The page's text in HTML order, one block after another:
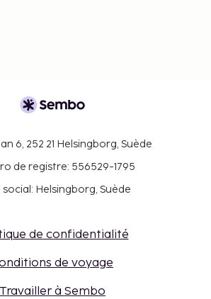
6, 252 21 Helsingborg, Suède
de registre: 556529-1795
social: Helsingborg, Suède
de confidentialité
de voyage
Travailler à Sembo